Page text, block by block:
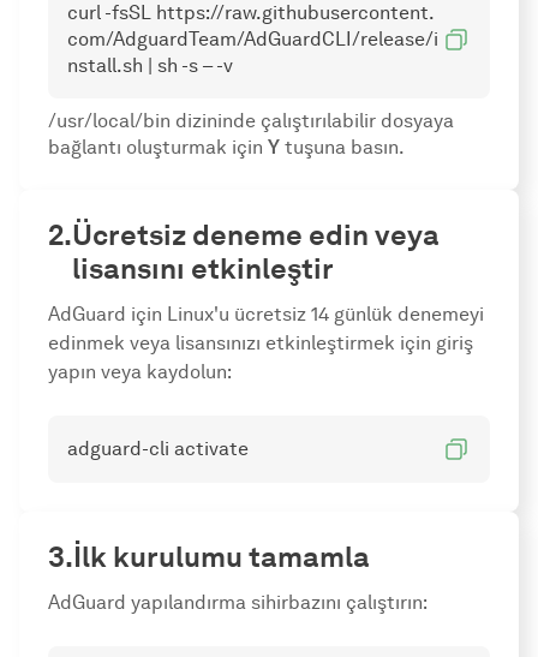
curl -fsSL https://raw.githubusercontent.
com/AdguardTeam/AdGuardCLI/release/i
nstall.sh | sh -s – -v
/usr/local/bin dizininde çalıştırılabilir dosyaya
bağlantı oluşturmak için Y tuşuna basın.
Ücretsiz deneme edin veya
lisansını etkinleştir
AdGuard için Linux'u ücretsiz 14 günlük denemeyi
edinmek veya lisansınızı etkinleştirmek için giriş
yapın veya kaydolun:
adguard-cli activate
İlk kurulumu tamamla
AdGuard yapılandırma sihirbazını çalıştırın: